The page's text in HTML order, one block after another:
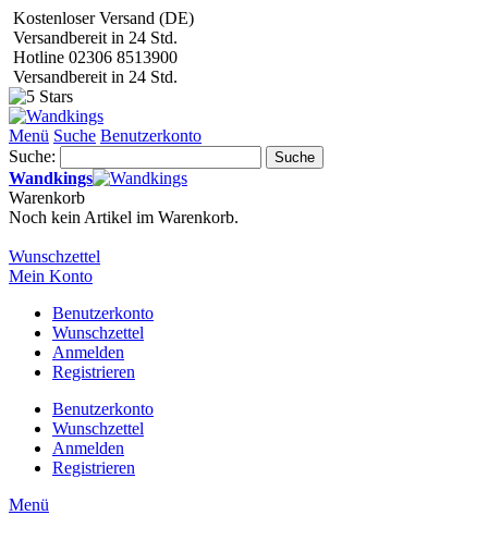
Kostenloser Versand (DE)
Versandbereit in 24 Std.
Hotline 02306 8513900
Versandbereit in 24 Std.
Menü Suche Benutzerkonto
Suche:
Suche
Wandkings
Warenkorb
Noch kein Artikel im Warenkorb.
Wunschzettel
Mein Konto
Benutzerkonto
Wunschzettel
Anmelden
Registrieren
Benutzerkonto
Wunschzettel
Anmelden
Registrieren
Menü